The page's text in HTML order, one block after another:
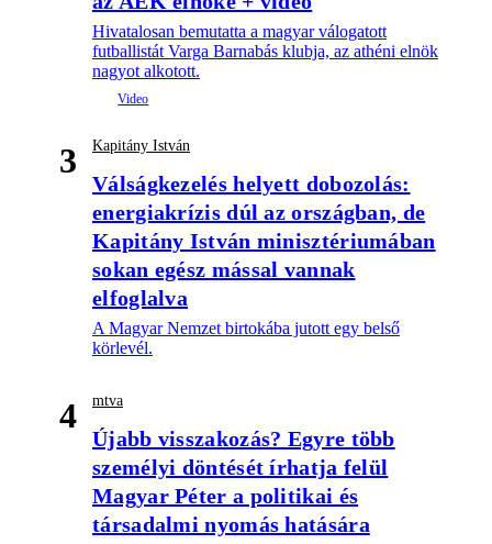
Hivatalosan bemutatta a magyar válogatott
futballistát Varga Barnabás klubja, az athéni elnök
nagyot alkotott.
3 Kapitány István
Válságkezelés helyett dobozolás:
energiakrízis dúl az országban, de
Kapitány István minisztériumában
sokan egész mással vannak
elfoglalva
A Magyar Nemzet birtokába jutott egy belső
körlevél.
4 mtva
Újabb visszakozás? Egyre több
személyi döntését írhatja felül
Magyar Péter a politikai és
társadalmi nyomás hatására